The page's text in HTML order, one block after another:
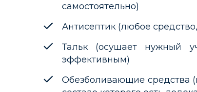
самостоятельно)
Антисептик (любое
Тальк (осушает нужный
эффективным)
Обезболивающие средства